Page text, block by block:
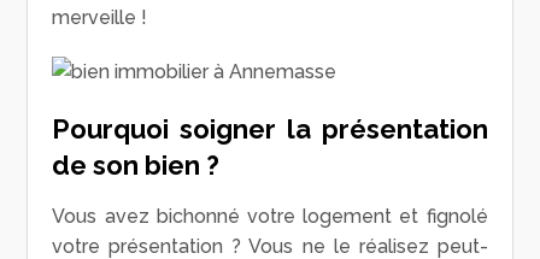
merveille !
Pourquoi soigner la présentation
de son bien ?
Vous avez bichonné votre logement et fignolé
votre présentation ? Vous ne le réalisez peut-